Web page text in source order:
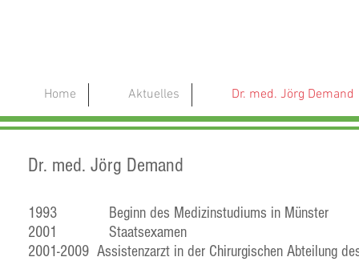
Home Aktuelles Dr. med. Jörg Demand
Dr. med. Jörg Demand
1993 Beginn des Medizinstudiums in Münster
2001 Staatsexamen
2001-2009 Assistenzarzt in der Chirurgischen Abteilung